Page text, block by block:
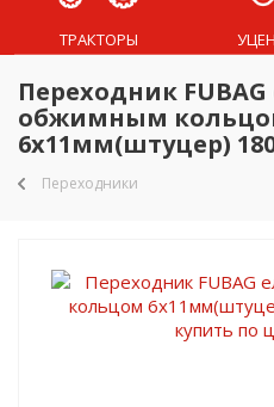
ТРАКТОРЫ
Переходник
обжимным
6х11мм(штуцер)
Переходники